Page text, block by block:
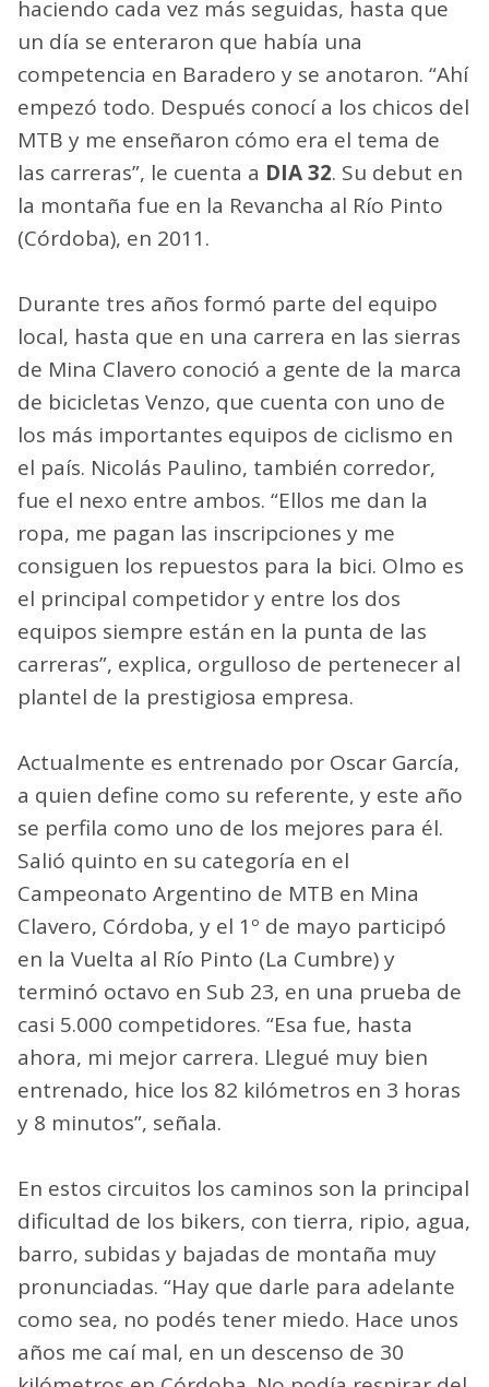
haciendo cada vez más seguidas, hasta que
un día se enteraron que había una
competencia en Baradero y se anotaron. “Ahí
empezó todo. Después conocí a los chicos del
MTB y me enseñaron cómo era el tema de
las carreras”, le cuenta a DIA 32. Su debut en
la montaña fue en la Revancha al Río Pinto
(Córdoba), en 2011.
Durante tres años formó parte del equipo
local, hasta que en una carrera en las sierras
de Mina Clavero conoció a gente de la marca
de bicicletas Venzo, que cuenta con uno de
los más importantes equipos de ciclismo en
el país. Nicolás Paulino, también corredor,
fue el nexo entre ambos. “Ellos me dan la
ropa, me pagan las inscripciones y me
consiguen los repuestos para la bici. Olmo es
el principal competidor y entre los dos
equipos siempre están en la punta de las
carreras”, explica, orgulloso de pertenecer al
plantel de la prestigiosa empresa.
Actualmente es entrenado por Oscar García,
a quien define como su referente, y este año
se perfila como uno de los mejores para él.
Salió quinto en su categoría en el
Campeonato Argentino de MTB en Mina
Clavero, Córdoba, y el 1º de mayo participó
en la Vuelta al Río Pinto (La Cumbre) y
terminó octavo en Sub 23, en una prueba de
casi 5.000 competidores. “Esa fue, hasta
ahora, mi mejor carrera. Llegué muy bien
entrenado, hice los 82 kilómetros en 3 horas
y 8 minutos”, señala.
En estos circuitos los caminos son la principal
dificultad de los bikers, con tierra, ripio, agua,
barro, subidas y bajadas de montaña muy
pronunciadas. “Hay que darle para adelante
como sea, no podés tener miedo. Hace unos
años me caí mal, en un descenso de 30